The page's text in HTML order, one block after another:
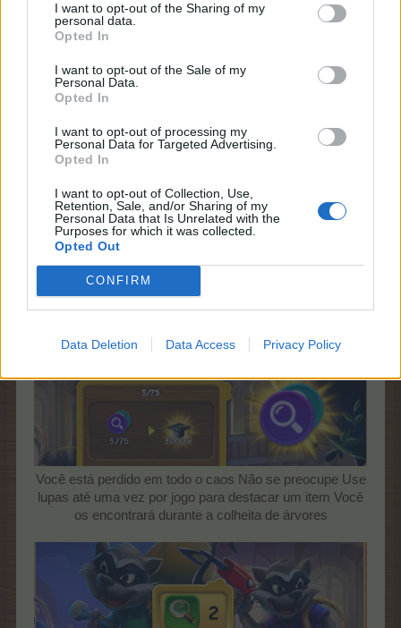
I want to opt-out of the Sharing of my
personal data.
Opted In
I want to opt-out of the Sale of my
Personal Data.
Opted In
I want to opt-out of processing my
Personal Data for Targeted Advertising.
Opted In
I want to opt-out of Collection, Use,
Retention, Sale, and/or Sharing of my
Personal Data that Is Unrelated with the
Purposes for which it was collected.
Opted Out
CONFIRM
Data Deletion Data Access Privacy Policy
Encontre itens e complete minijogos para ganhar pontos.
Quanto mais pontos você acumular, melhores prêmios
Você está perdido em todo o caos Não se preocupe Use
lupas até uma vez por jogo para destacar um item Você
os encontrará durante a colheita de árvores